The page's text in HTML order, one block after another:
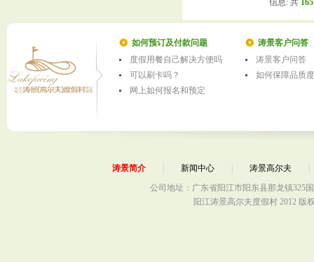
信息: 共 165
如何预订及付款问题
度假用餐自己解决方便吗
可以刷卡吗？
网上如何报名和预定
涛景客户问答
涛景客户问答
如何保障品质
涛景简介 新闻中心 涛景高尔夫
公司地址：广东省阳江市阳东县那龙镇325
阳江涛景高尔夫度假村 2012 版